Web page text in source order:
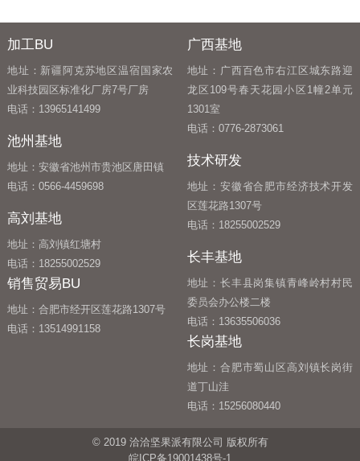
加工BU
地址：新疆阿克苏地区温宿国家农
业科技园区标准化厂房7号厂房
电话：13965141499
广西基地
地址：广西百色市右江区城东路迎
龙区109号春天花园小区1幢2单元
1301室
电话：0776-2873061
池州基地
地址：安徽省池州市贵池区唐田镇
电话：0566-4459698
技术研发
地址：安徽省合肥市经济技术开发
区莲花路1307号
电话：18255002529
高刘基地
地址：高刘镇红塘村
电话：18255002529
长丰基地
地址：长丰县岗集镇青峰岭村村民
委员会办公楼二楼
电话：13635506036
销售贸易BU
地址：合肥市经开区莲花路1307号
电话：13514991158
长岗基地
地址：合肥市蜀山区高刘镇长岗街
道丁山洼
电话：15256080440
© 2019 洽洽坚果派有限公司 版权所有
皖ICP备19001438号-1